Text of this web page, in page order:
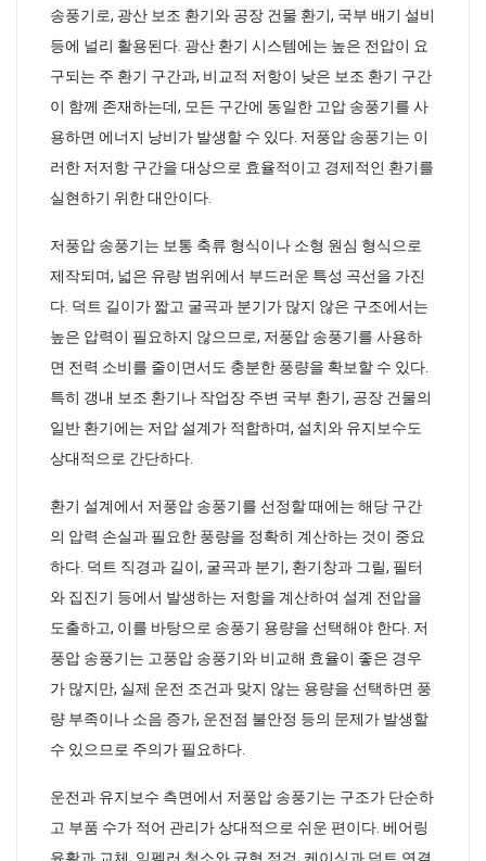
송풍기로, 광산 보조 환기와 공장 건물 환기, 국부 배기 설비
등에 널리 활용된다. 광산 환기 시스템에는 높은 전압이 요
구되는 주 환기 구간과, 비교적 저항이 낮은 보조 환기 구간
이 함께 존재하는데, 모든 구간에 동일한 고압 송풍기를 사
용하면 에너지 낭비가 발생할 수 있다. 저풍압 송풍기는 이
러한 저저항 구간을 대상으로 효율적이고 경제적인 환기를
실현하기 위한 대안이다.
저풍압 송풍기는 보통 축류 형식이나 소형 원심 형식으로
제작되며, 넓은 유량 범위에서 부드러운 특성 곡선을 가진
다. 덕트 길이가 짧고 굴곡과 분기가 많지 않은 구조에서는
높은 압력이 필요하지 않으므로, 저풍압 송풍기를 사용하
면 전력 소비를 줄이면서도 충분한 풍량을 확보할 수 있다.
특히 갱내 보조 환기나 작업장 주변 국부 환기, 공장 건물의
일반 환기에는 저압 설계가 적합하며, 설치와 유지보수도
상대적으로 간단하다.
환기 설계에서 저풍압 송풍기를 선정할 때에는 해당 구간
의 압력 손실과 필요한 풍량을 정확히 계산하는 것이 중요
하다. 덕트 직경과 길이, 굴곡과 분기, 환기창과 그릴, 필터
와 집진기 등에서 발생하는 저항을 계산하여 설계 전압을
도출하고, 이를 바탕으로 송풍기 용량을 선택해야 한다. 저
풍압 송풍기는 고풍압 송풍기와 비교해 효율이 좋은 경우
가 많지만, 실제 운전 조건과 맞지 않는 용량을 선택하면 풍
량 부족이나 소음 증가, 운전점 불안정 등의 문제가 발생할
수 있으므로 주의가 필요하다.
운전과 유지보수 측면에서 저풍압 송풍기는 구조가 단순하
고 부품 수가 적어 관리가 상대적으로 쉬운 편이다. 베어링